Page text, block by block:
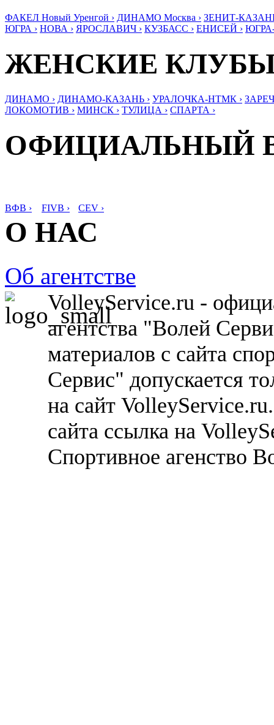
ФАКЕЛ Новый Уренгой › ДИНАМО Москва › ЗЕНИТ-
ЮГРА › НОВА › ЯРОСЛАВИЧ › КУЗБАСС › ЕНИСЕЙ ›
ЖЕНСКИЕ
ДИНАМО › ДИНАМО-КАЗАНЬ › УРАЛОЧКА-НТМК ›
ЛОКОМОТИВ › МИНСК › ТУЛИЦА › СПАРТА ›
ОФИЦИАЛЬНЫЙ
ВФВ › FIVB › CEV ›
О НАС
Об агентстве
VolleyService.ru -
агентства "Волей
материалов с сайта
Сервис" допускается
на сайт
сайта ссылка на
Спортивное агенство